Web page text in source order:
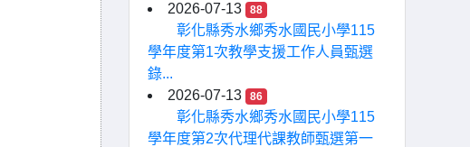
2026-07-13
88
彰化縣秀水鄉秀水國民小學115
學年度第1次教學支援工作人員甄選
錄...
2026-07-13
86
彰化縣秀水鄉秀水國民小學115
學年度第2次代理代課教師甄選第一